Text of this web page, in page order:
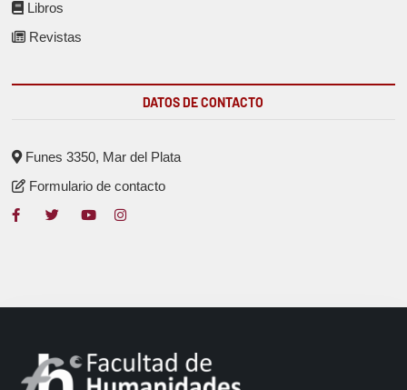
Libros
Revistas
DATOS DE CONTACTO
Funes 3350, Mar del Plata
Formulario de contacto